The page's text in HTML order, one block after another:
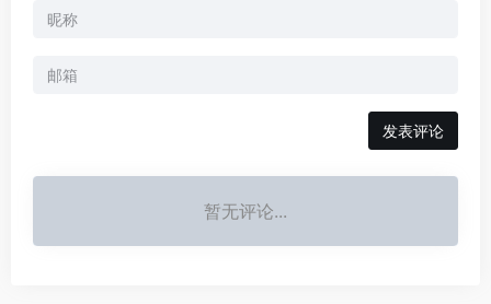
发表评论
暂无评论...